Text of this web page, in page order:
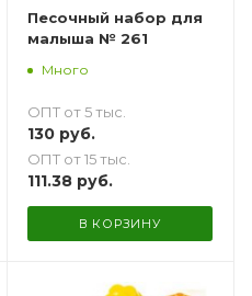
Песочный набор для
малыша № 261
Много
ОПТ от 5 тыс.
130руб.
ОПТ от 15 тыс.
111.38руб.
В КОРЗИНУ